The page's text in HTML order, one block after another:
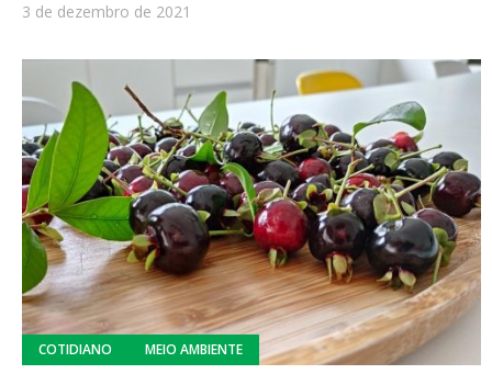
3 de dezembro de 2021
COTIDIANO MEIO AMBIENTE